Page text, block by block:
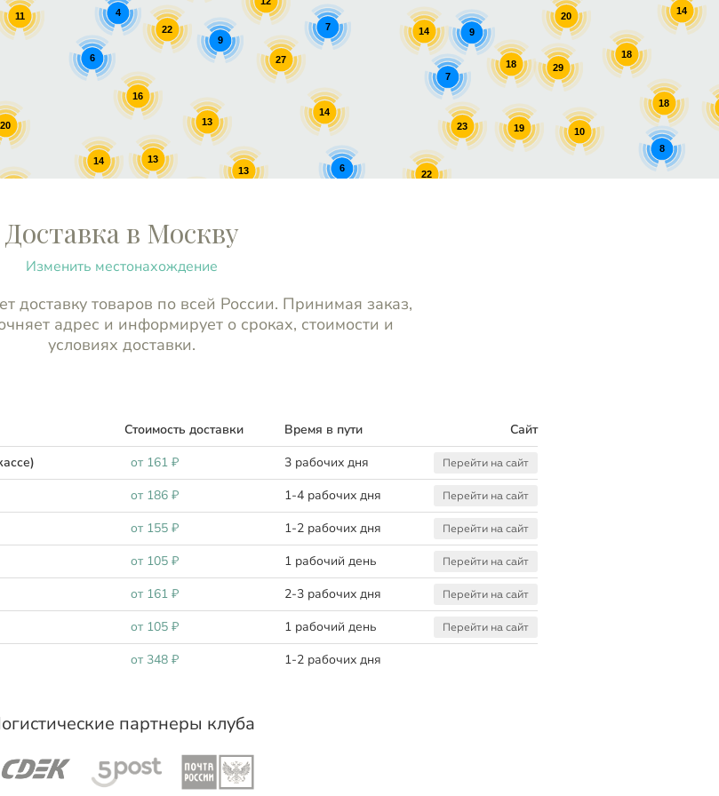
7
29
19
20
27
13
14
18
23
13
10
18
13
14
9
16
22
22
18
20
6
14
14
11
9
6
8
7
4
Доставка в Москву
Изменить местонахождение
доставку товаров по всей России. Принимая заказ,
адрес и информирует о сроках, стоимости и
условиях доставки.
Стоимость доставки Время в пути
Сайт
oт 161 ₽ 3 рабочих дня Перейти на сайт
oт 186 ₽ 1-4 рабочих дня Перейти на сайт
oт 155 ₽ 1-2 рабочих дня Перейти на сайт
oт 105 ₽ 1 рабочий день Перейти на сайт
oт 161 ₽ 2-3 рабочих дня Перейти на сайт
oт 105 ₽ 1 рабочий день Перейти на сайт
oт 348 ₽ 1-2 рабочих дня
партнеры клуба